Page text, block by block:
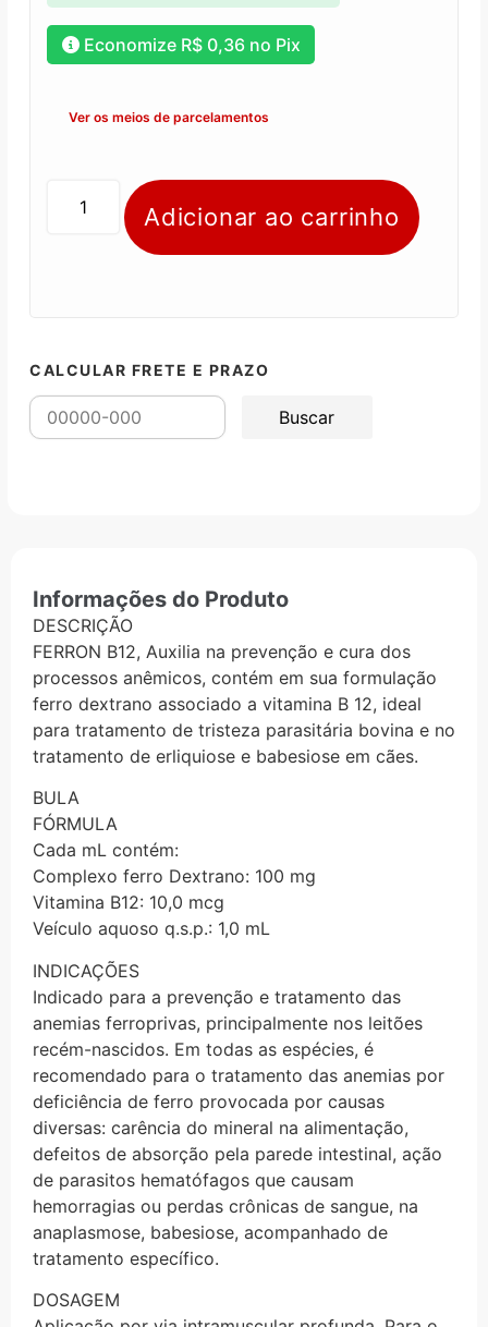
Economize R$0,36no Pix
Ver os meios de parcelamentos
Adicionar ao carrinho
CALCULAR FRETE E PRAZO
Informações do Produto
DESCRIÇÃO
FERRON B12, Auxilia na prevenção e cura dos
processos anêmicos, contém em sua formulação
ferro dextrano associado a vitamina B 12, ideal
para tratamento de tristeza parasitária bovina e no
tratamento de erliquiose e babesiose em cães.
BULA
FÓRMULA
Cada mL contém:
Complexo ferro Dextrano: 100 mg
Vitamina B12: 10,0 mcg
Veículo aquoso q.s.p.: 1,0 mL
INDICAÇÕES
Indicado para a prevenção e tratamento das
anemias ferroprivas, principalmente nos leitões
recém-nascidos. Em todas as espécies, é
recomendado para o tratamento das anemias por
deficiência de ferro provocada por causas
diversas: carência do mineral na alimentação,
defeitos de absorção pela parede intestinal, ação
de parasitos hematófagos que causam
hemorragias ou perdas crônicas de sangue, na
anaplasmose, babesiose, acompanhado de
tratamento específico.
DOSAGEM